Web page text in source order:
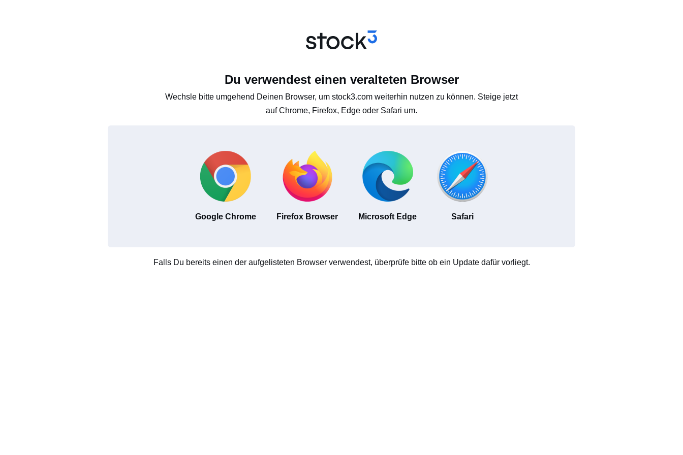
Du verwendest einen veralteten Browser
Wechsle bitte umgehend Deinen Browser, um stock3.com weiterhin nutzen zu können. Steige jetzt
auf Chrome, Firefox, Edge oder Safari um.
Google Chrome Firefox Browser Microsoft Edge Safari
Falls Du bereits einen der aufgelisteten Browser verwendest, überprüfe bitte ob ein Update dafür vorliegt.